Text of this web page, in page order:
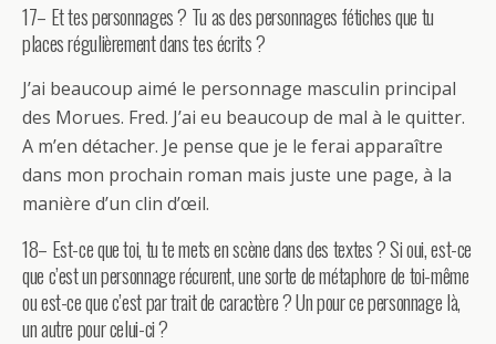
17– Et tes personnages ? Tu as des personnages fétiches que tu
places régulièrement dans tes écrits ?
J’ai beaucoup aimé le personnage masculin principal
des Morues. Fred. J’ai eu beaucoup de mal à le quitter.
A m’en détacher. Je pense que je le ferai apparaître
dans mon prochain roman mais juste une page, à la
manière d’un clin d’œil.
18– Est-ce que toi, tu te mets en scène dans des textes ? Si oui, est-ce
que c’est un personnage récurent, une sorte de métaphore de toi-même
ou est-ce que c’est par trait de caractère ? Un pour ce personnage là,
un autre pour celui-ci ?